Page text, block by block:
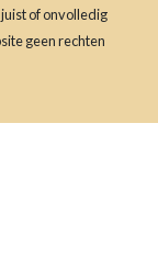
of onvolledig
geen rechten